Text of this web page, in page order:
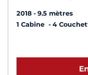
2018
9.5 mètres
1 Cabine
4